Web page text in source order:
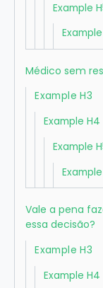
Example
Médico sem
Example H3
Example H4
Example
Vale a pena
essa decisão?
Example H3
Example H4